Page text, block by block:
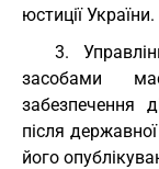
юстиції України.
3.
засобами
забезпечення
після
його